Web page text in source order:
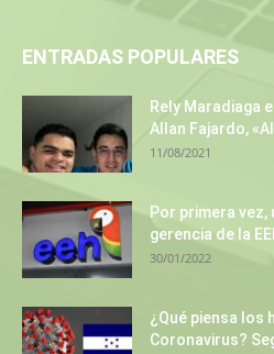
ENTRADAS POPULARES
Rely Maradiaga
Allan Fajardo,
11/08/2021
Por primera vez,
gerencia de la
30/01/2022
¿Qué piensa los
Coronavirus?